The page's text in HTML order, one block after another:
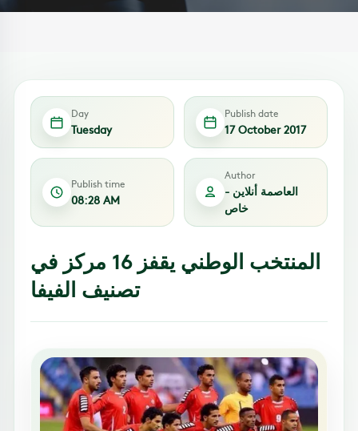
Day
Tuesday
Publish date
17 October 2017
Publish time
08:28 AM
Author
العاصمة أنلاين -
خاص
المنتخب الوطني يقفز 16 مركز في
تصنيف الفيفا